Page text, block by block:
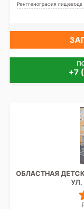
Рентгенография пищевода
+7
ОБЛАСТНАЯ